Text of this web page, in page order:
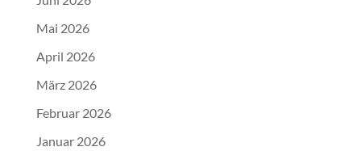
Mai 2026
April 2026
März 2026
Februar 2026
Januar 2026